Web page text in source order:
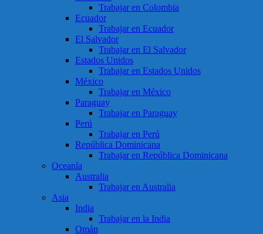
Trabajar en Colombia
Ecuador
Trabajar en Ecuador
El Salvador
Trabajar en El Salvador
Estados Unidos
Trabajar en Estados Unidos
México
Trabajar en México
Paraguay
Trabajar en Paraguay
Perú
Trabajar en Perú
República Dominicana
Trabajar en República Dominicana
Oceanía
Australia
Trabajar en Australia
Asia
India
Trabajar en la India
Omán